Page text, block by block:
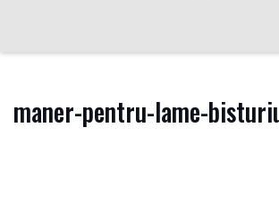
maner-pentru-lame-